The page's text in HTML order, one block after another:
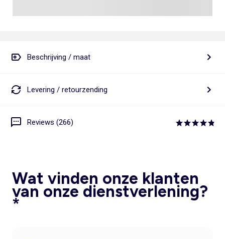
Beschrijving / maat
Levering / retourzending
Reviews (266)
Wat vinden onze klanten
van onze dienstverlening?
*